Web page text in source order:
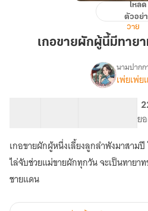
ผัก
แม่ทัพ
โหลด
ตัวอย่
วาย
เกอขายผักผู้นี้มีทาย
เรื่อง
ขาย
ผัก
ผู้
มี
ทา
นามปากก
เพ่ยเพ่
ย
เกอขายผักผู้หนึ่งเลี้ยงลูกลำพังมาสาม
ไล่จับช่วยแม่ขายผักทุกวัน จะเป็นทาย
ชายแดน